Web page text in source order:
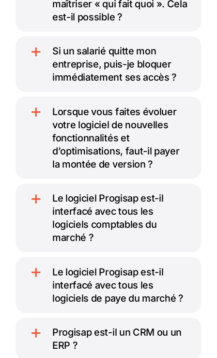
maîtriser « qui fait quoi ». Cela
est-il possible ?
Si un salarié quitte mon
entreprise, puis-je bloquer
immédiatement ses accès ?
Lorsque vous faites évoluer
votre logiciel de nouvelles
fonctionnalités et
d’optimisations, faut-il payer
la montée de version ?
Le logiciel Progisap est-il
interfacé avec tous les
logiciels comptables du
marché ?
Le logiciel Progisap est-il
interfacé avec tous les
logiciels de paye du marché ?
Progisap est-il un CRM ou un
ERP ?